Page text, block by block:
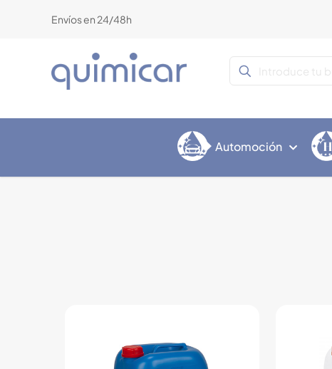
Envíos en 24/48h
Automoción